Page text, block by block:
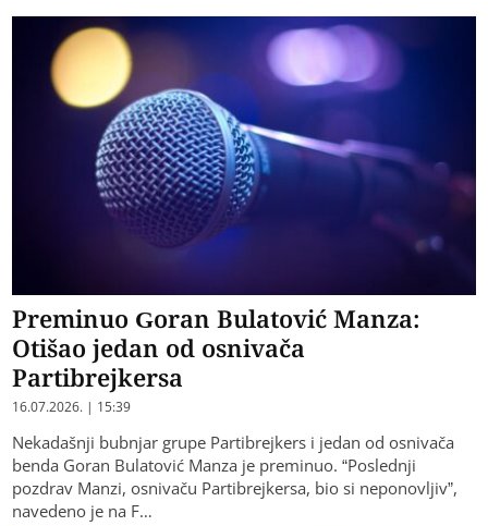
Preminuo Goran Bulatović Manza:
Otišao jedan od osnivača
Partibrejkersa
16.07.2026. | 15:39
Nekadašnji bubnjar grupe Partibrejkers i jedan od osnivača
benda Goran Bulatović Manza je preminuo. “Poslednji
pozdrav Manzi, osnivaču Partibrejkersa, bio si neponovljiv”,
navedeno je na F…